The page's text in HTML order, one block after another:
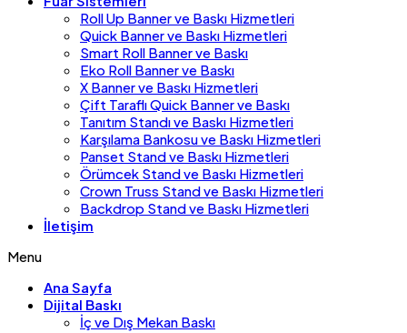
Roll Up Banner ve Baskı Hizmetleri
Quick Banner ve Baskı Hizmetleri
Smart Roll Banner ve Baskı
Eko Roll Banner ve Baskı
X Banner ve Baskı Hizmetleri
Çift Taraflı Quick Banner ve Baskı
Tanıtım Standı ve Baskı Hizmetleri
Karşılama Bankosu ve Baskı Hizmetleri
Panset Stand ve Baskı Hizmetleri
Örümcek Stand ve Baskı Hizmetleri
Crown Truss Stand ve Baskı Hizmetleri
Backdrop Stand ve Baskı Hizmetleri
İletişim
Menu
Ana Sayfa
Dijital Baskı
İç ve Dış Mekan Baskı